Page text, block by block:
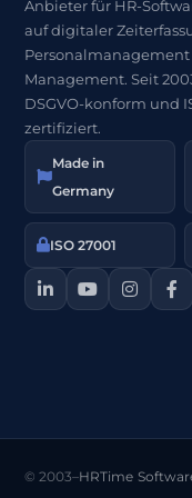
Anbieter für HR-
auf digitaler
Management. Seit
DSGVO-konform und
zertifiziert.
Made in
Germany
ISO 27001
© 2003–HRTime